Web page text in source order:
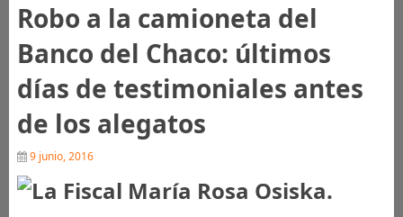
Robo a la camioneta del
Banco del Chaco: últimos
días de testimoniales antes
de los alegatos
9 junio, 2016